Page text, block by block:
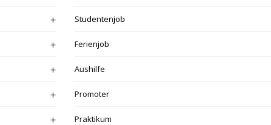
Studentenjob
Ferienjob
Aushilfe
Promoter
Praktikum